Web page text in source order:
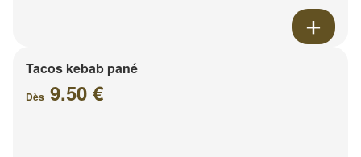
Tacos kebab pané
Dès 9.50 €